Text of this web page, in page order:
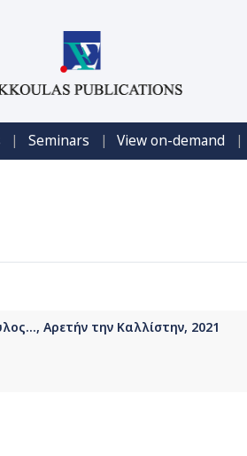
| Seminars | View on-demand |
Αρετήν την Καλλίστην, 2021